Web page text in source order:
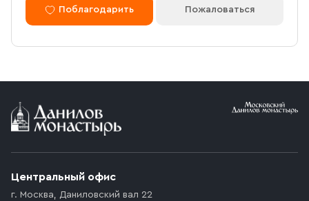
Поблагодарить Пожаловаться
Центральный офис
г. Москва, Даниловский вал 22